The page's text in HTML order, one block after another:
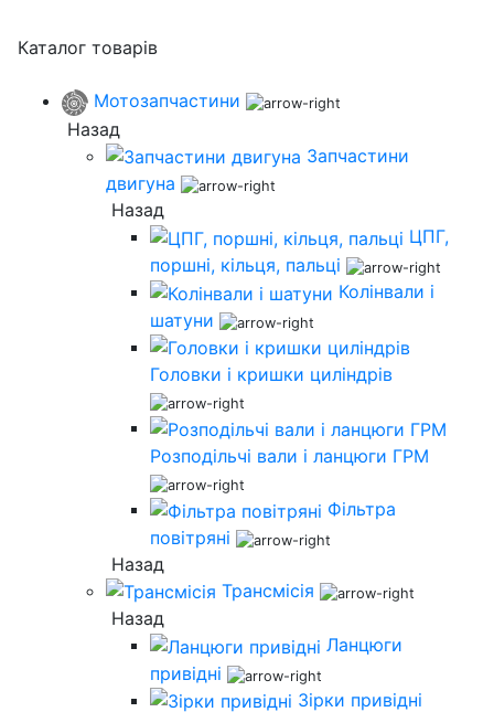
Каталог товарів
Мотозапчастини
Назад
Запчастини
двигуна
Назад
ЦПГ,
поршні, кільця, пальці
Колінвали і
шатуни
Головки і кришки циліндрів
Розподільчі вали і ланцюги ГРМ
Фільтра
повітряні
Назад
Трансмісія
Назад
Ланцюги
привідні
Зірки привідні